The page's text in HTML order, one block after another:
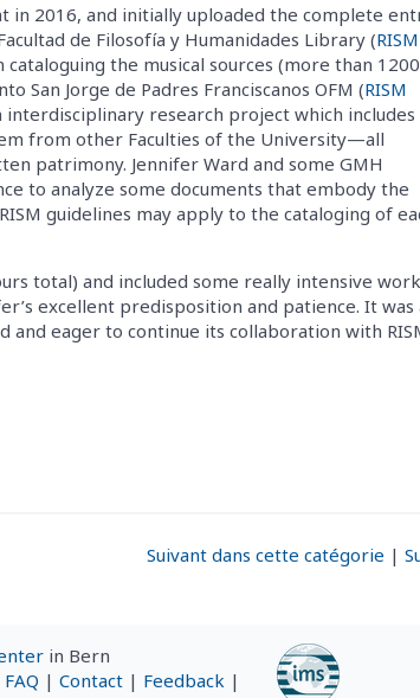
in 2016, and initially uploaded the complete
de Filosofía y Humanidades Library (RISM
cataloguing the musical sources (more than 1200
San Jorge de Padres Franciscanos OFM (RISM
interdisciplinary research project which includes
from other Faculties of the University—all
patrimony. Jennifer Ward and some GMH
to analyze some documents that embody the
guidelines may apply to the cataloging of
total) and included some really intensive
excellent predisposition and patience. It was
eager to continue its collaboration with
Suivant dans cette catégorie |
in Bern
FAQ | Contact | Feedback |